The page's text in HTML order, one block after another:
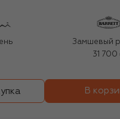
Замшевый
31 700
В